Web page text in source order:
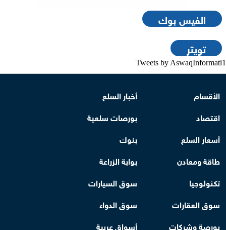
الفيس بوك
تويتر
Tweets by AswaqInformati1
الأقسام
أخبار السلع
اقتصاد
بورصات سلعية
أسعار السلع
بنوك
طاقة ومعادن
بوابة الزراعة
تكنولوجيا
سوق السيارات
سوق العقارات
سوق الدواء
بورصة وشركات
أسواق عربية